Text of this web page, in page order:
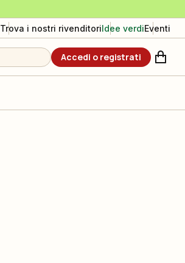
Trova i nostri rivenditoriIdee verdiEventi
Accedi o registrati